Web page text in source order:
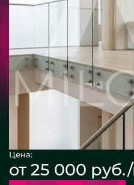
Цена:
от 25 000